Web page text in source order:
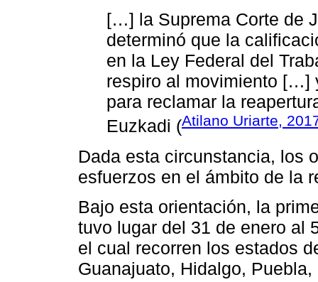
[…] la Suprema Corte de
determinó que la
en la Ley Federal del
respiro al movimiento […]
para reclamar la
Euzkadi (Atilano Uriarte,
Dada esta circunstancia, los
esfuerzos en el ámbito de la
Bajo esta orientación, la
tuvo lugar del 31 de enero al
el cual recorren los estados
Guanajuato, Hidalgo,